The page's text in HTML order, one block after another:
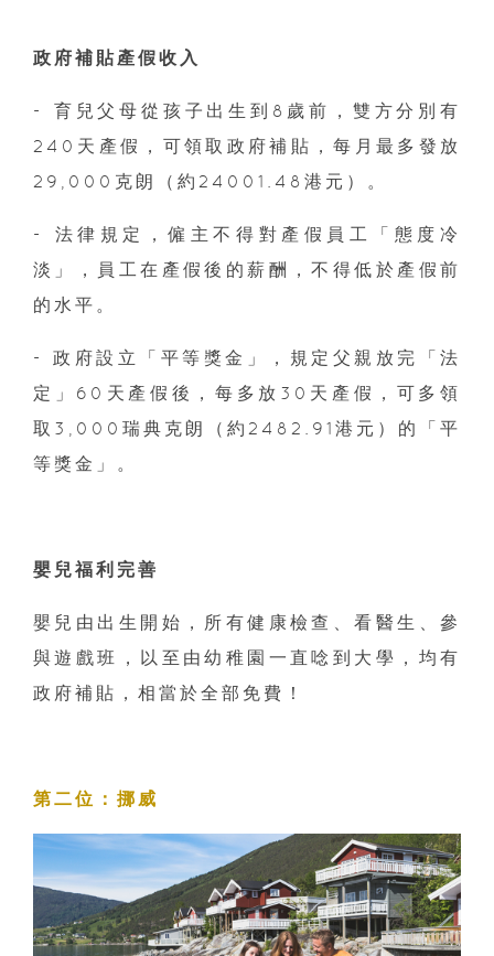
政府補貼產假收入
- 育兒父母從孩子出生到8歲前，雙方分別有
240天產假，可領取政府補貼，每月最多發放
29,000克朗（約24001.48港元）。
- 法律規定，僱主不得對產假員工「態度冷
淡」，員工在產假後的薪酬，不得低於產假前
的水平。
- 政府設立「平等獎金」，規定父親放完「法
定」60天產假後，每多放30天產假，可多領
取3,000瑞典克朗（約2482.91港元）的「平
等獎金」。
嬰兒福利完善
嬰兒由出生開始，所有健康檢查、看醫生、參
與遊戲班，以至由幼稚園一直唸到大學，均有
政府補貼，相當於全部免費！
第二位：挪威